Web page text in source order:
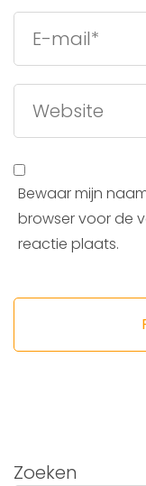
Bewaar mijn
browser voor de
reactie plaats.
Zoeken